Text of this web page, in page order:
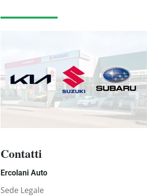
Contatti
Ercolani Auto
Sede Legale